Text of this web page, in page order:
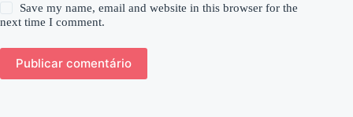
Save my name, email and website in this browser for the
next time I comment.
Publicar comentário